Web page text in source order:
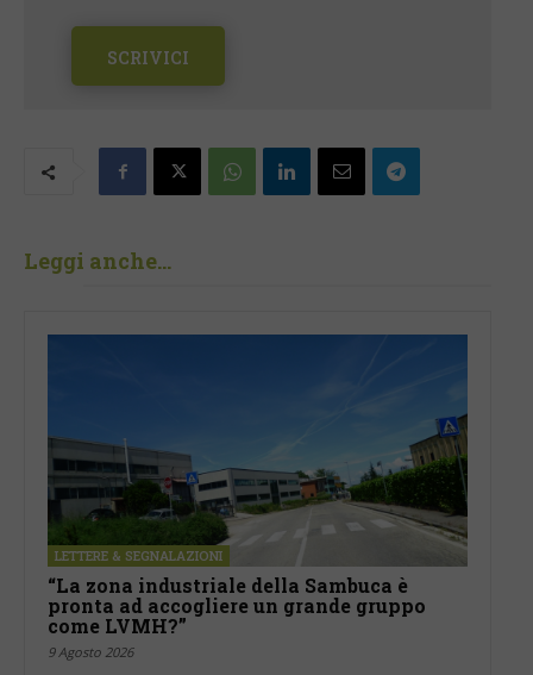
SCRIVICI
Leggi anche...
LETTERE & SEGNALAZIONI
“La zona industriale della Sambuca è
pronta ad accogliere un grande gruppo
come LVMH?”
9 Agosto 2026